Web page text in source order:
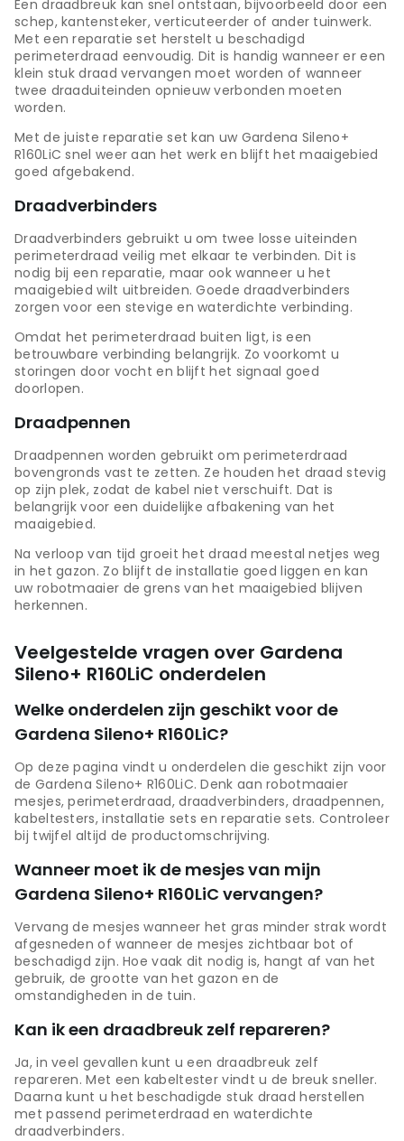
Een draadbreuk kan snel ontstaan, bijvoorbeeld door een
schep, kantensteker, verticuteerder of ander tuinwerk.
Met een reparatie set herstelt u beschadigd
perimeterdraad eenvoudig. Dit is handig wanneer er een
klein stuk draad vervangen moet worden of wanneer
twee draaduiteinden opnieuw verbonden moeten
worden.
Met de juiste reparatie set kan uw Gardena Sileno+
R160LiC snel weer aan het werk en blijft het maaigebied
goed afgebakend.
Draadverbinders
Draadverbinders gebruikt u om twee losse uiteinden
perimeterdraad veilig met elkaar te verbinden. Dit is
nodig bij een reparatie, maar ook wanneer u het
maaigebied wilt uitbreiden. Goede draadverbinders
zorgen voor een stevige en waterdichte verbinding.
Omdat het perimeterdraad buiten ligt, is een
betrouwbare verbinding belangrijk. Zo voorkomt u
storingen door vocht en blijft het signaal goed
doorlopen.
Draadpennen
Draadpennen worden gebruikt om perimeterdraad
bovengronds vast te zetten. Ze houden het draad stevig
op zijn plek, zodat de kabel niet verschuift. Dat is
belangrijk voor een duidelijke afbakening van het
maaigebied.
Na verloop van tijd groeit het draad meestal netjes weg
in het gazon. Zo blijft de installatie goed liggen en kan
uw robotmaaier de grens van het maaigebied blijven
herkennen.
Veelgestelde vragen over Gardena
Sileno+ R160LiC onderdelen
Welke onderdelen zijn geschikt voor de
Gardena Sileno+ R160LiC?
Op deze pagina vindt u onderdelen die geschikt zijn voor
de Gardena Sileno+ R160LiC. Denk aan robotmaaier
mesjes, perimeterdraad, draadverbinders, draadpennen,
kabeltesters, installatie sets en reparatie sets. Controleer
bij twijfel altijd de productomschrijving.
Wanneer moet ik de mesjes van mijn
Gardena Sileno+ R160LiC vervangen?
Vervang de mesjes wanneer het gras minder strak wordt
afgesneden of wanneer de mesjes zichtbaar bot of
beschadigd zijn. Hoe vaak dit nodig is, hangt af van het
gebruik, de grootte van het gazon en de
omstandigheden in de tuin.
Kan ik een draadbreuk zelf repareren?
Ja, in veel gevallen kunt u een draadbreuk zelf
repareren. Met een kabeltester vindt u de breuk sneller.
Daarna kunt u het beschadigde stuk draad herstellen
met passend perimeterdraad en waterdichte
draadverbinders.